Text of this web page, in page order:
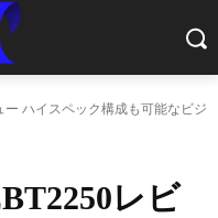
ー ハイスペック構成も可能なビジ
レビ